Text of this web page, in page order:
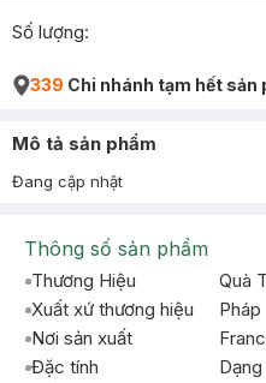
Số lượng:
339 Chi nhánh tạm hết sản
Mô tả sản phẩm
Đang cập nhật
Thông số sản phẩm
Thương Hiệu
Quà
Xuất xứ thương hiệu
Pháp
Nơi sản xuất
Đặc tính
Dạng